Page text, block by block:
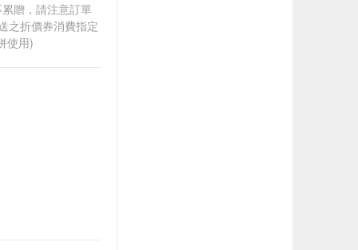
贈，請注意訂單
之折價券消費指定
使用)